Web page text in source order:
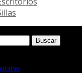
Buscar